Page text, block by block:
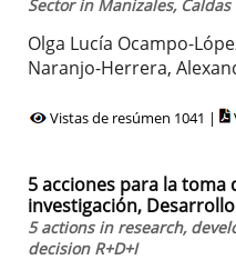
Sector in Manizales, Caldas
Olga Lucía Ocampo-
Naranjo-Herrera,
Vistas de resúmen 1041 |
5 acciones para la toma
investigación,
5 actions in research,
decision R+D+I